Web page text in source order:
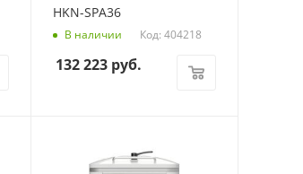
HKN-SPA36
В наличии Код: 404218
132 223 руб.